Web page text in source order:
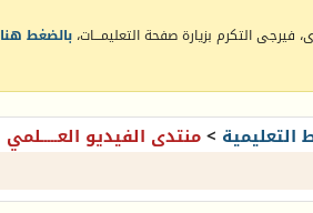
فيرجى التكرم بزيارة صفحة التعليمـــات، بالضغط هنا
>منتدى الفيديو العـــــلمي